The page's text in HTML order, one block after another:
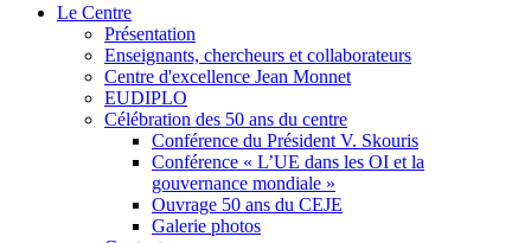
Le Centre
Présentation
Enseignants, chercheurs et collaborateurs
Centre d'excellence Jean Monnet
EUDIPLO
Célébration des 50 ans du centre
Conférence du Président V. Skouris
Conférence « L’UE dans les OI et la
gouvernance mondiale »
Ouvrage 50 ans du CEJE
Galerie photos